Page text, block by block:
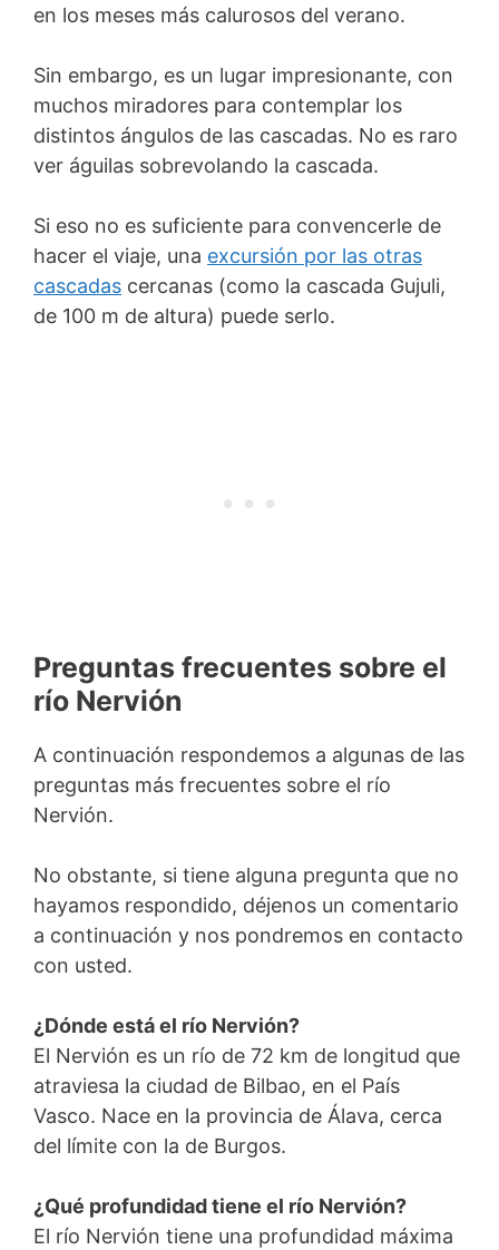
en los meses más calurosos del verano.
Sin embargo, es un lugar impresionante, con
muchos miradores para contemplar los
distintos ángulos de las cascadas. No es raro
ver águilas sobrevolando la cascada.
Si eso no es suficiente para convencerle de
hacer el viaje, una excursión por las otras
cascadas cercanas (como la cascada Gujuli,
de 100 m de altura) puede serlo.
Preguntas frecuentes sobre el
río Nervión
A continuación respondemos a algunas de las
preguntas más frecuentes sobre el río
Nervión.
No obstante, si tiene alguna pregunta que no
hayamos respondido, déjenos un comentario
a continuación y nos pondremos en contacto
con usted.
¿Dónde está el río Nervión?
El Nervión es un río de 72 km de longitud que
atraviesa la ciudad de Bilbao, en el País
Vasco. Nace en la provincia de Álava, cerca
del límite con la de Burgos.
¿Qué profundidad tiene el río Nervión?
El río Nervión tiene una profundidad máxima